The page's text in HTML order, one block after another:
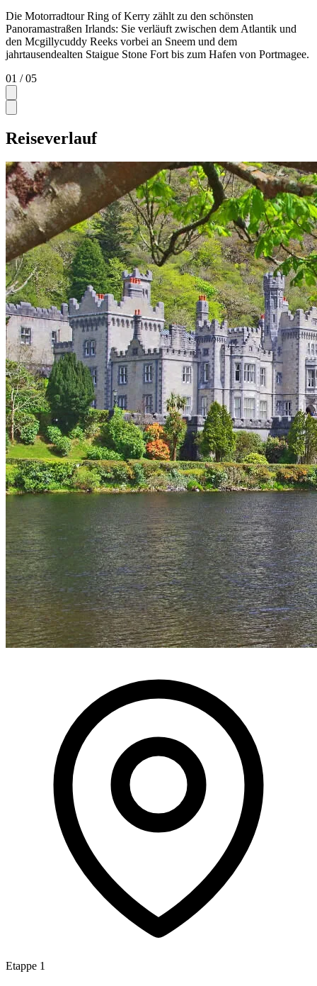
Die Motorradtour Ring of Kerry zählt zu den schönsten
Panoramastraßen Irlands: Sie verläuft zwischen dem Atlantik und
den Mcgillycuddy Reeks vorbei an Sneem und dem
jahrtausendealten Staigue Stone Fort bis zum Hafen von Portmagee.
01 / 05
Reiseverlauf
Etappe 1